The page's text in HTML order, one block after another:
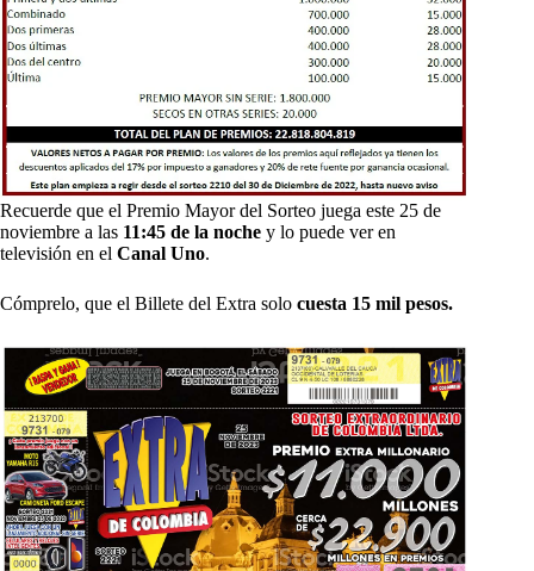
Recuerde que el Premio Mayor del Sorteo juega este 25 de
noviembre a las 11:45 de la noche y lo puede ver en
televisión en el Canal Uno.
Cómprelo, que el Billete del Extra solo cuesta 15 mil pesos.